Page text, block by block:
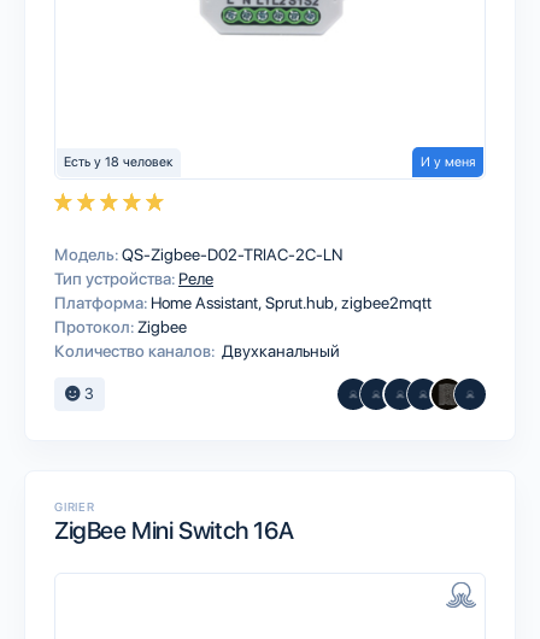
Есть у 18 человек И у меня
Модель:QS-Zigbee-D02-TRIAC-2C-LN
Тип устройства: Реле
Платформа: Home AssistantSprut.hubzigbee2mqtt
Протокол: Zigbee
Количество каналов: Двухканальный
3
GIRIER
ZigBee Mini Switch 16A